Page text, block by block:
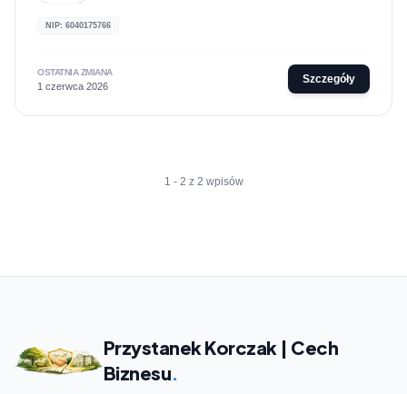
NIP: 6040175766
OSTATNIA ZMIANA
1 czerwca 2026
Szczegóły
1 - 2 z 2 wpisów
Przystanek Korczak | Cech
Biznesu.